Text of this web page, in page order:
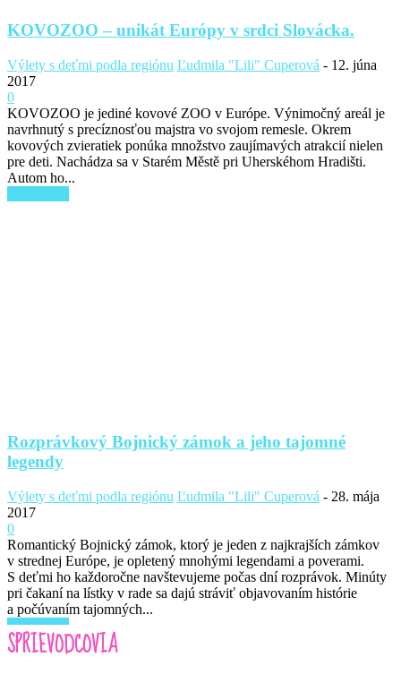
KOVOZOO – unikát Európy v srdci Slovácka.
Výlety s deťmi podla regiónu Ľudmila "Lili" Cuperová - 12. júna
2017
0
KOVOZOO je jediné kovové ZOO v Európe. Výnimočný areál je
navrhnutý s precíznosťou majstra vo svojom remesle. Okrem
kovových zvieratiek ponúka množstvo zaujímavých atrakcií nielen
pre deti. Nachádza sa v Starém Městě pri Uherskéhom Hradišti.
Autom ho...
Rozprávkový Bojnický zámok a jeho tajomné
legendy
Výlety s deťmi podla regiónu Ľudmila "Lili" Cuperová - 28. mája
2017
0
Romantický Bojnický zámok, ktorý je jeden z najkrajších zámkov
v strednej Európe, je opletený mnohými legendami a poverami.
S deťmi ho každoročne navštevujeme počas dní rozprávok. Minúty
pri čakaní na lístky v rade sa dajú stráviť objavovaním histórie
a počúvaním tajomných...
Read more
SPRIEVODCOVIA